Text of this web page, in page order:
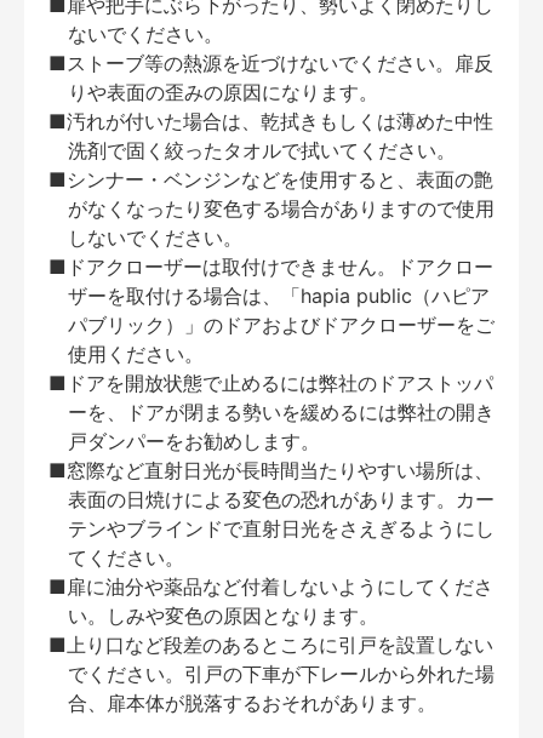
■扉や把手にぶら下がったり、勢いよく閉めたりし
ないでください。
■ストーブ等の熱源を近づけないでください。扉反
りや表面の歪みの原因になります。
■汚れが付いた場合は、乾拭きもしくは薄めた中性
洗剤で固く絞ったタオルで拭いてください。
■シンナー・ベンジンなどを使用すると、表面の艶
がなくなったり変色する場合がありますので使用
しないでください。
■ドアクローザーは取付けできません。ドアクロー
ザーを取付ける場合は、「hapia public（ハピア
パブリック）」のドアおよびドアクローザーをご
使用ください。
■ドアを開放状態で止めるには弊社のドアストッパ
ーを、ドアが閉まる勢いを緩めるには弊社の開き
戸ダンパーをお勧めします。
■窓際など直射日光が長時間当たりやすい場所は、
表面の日焼けによる変色の恐れがあります。カー
テンやブラインドで直射日光をさえぎるようにし
てください。
■扉に油分や薬品など付着しないようにしてくださ
い。しみや変色の原因となります。
■上り口など段差のあるところに引戸を設置しない
でください。引戸の下車が下レールから外れた場
合、扉本体が脱落するおそれがあります。